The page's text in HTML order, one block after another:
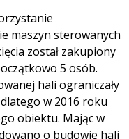
maszyn sterowanych
został zakupiony
5 osób.
hali ograniczały
w 2016 roku
obiektu. Mając w
o budowie hali